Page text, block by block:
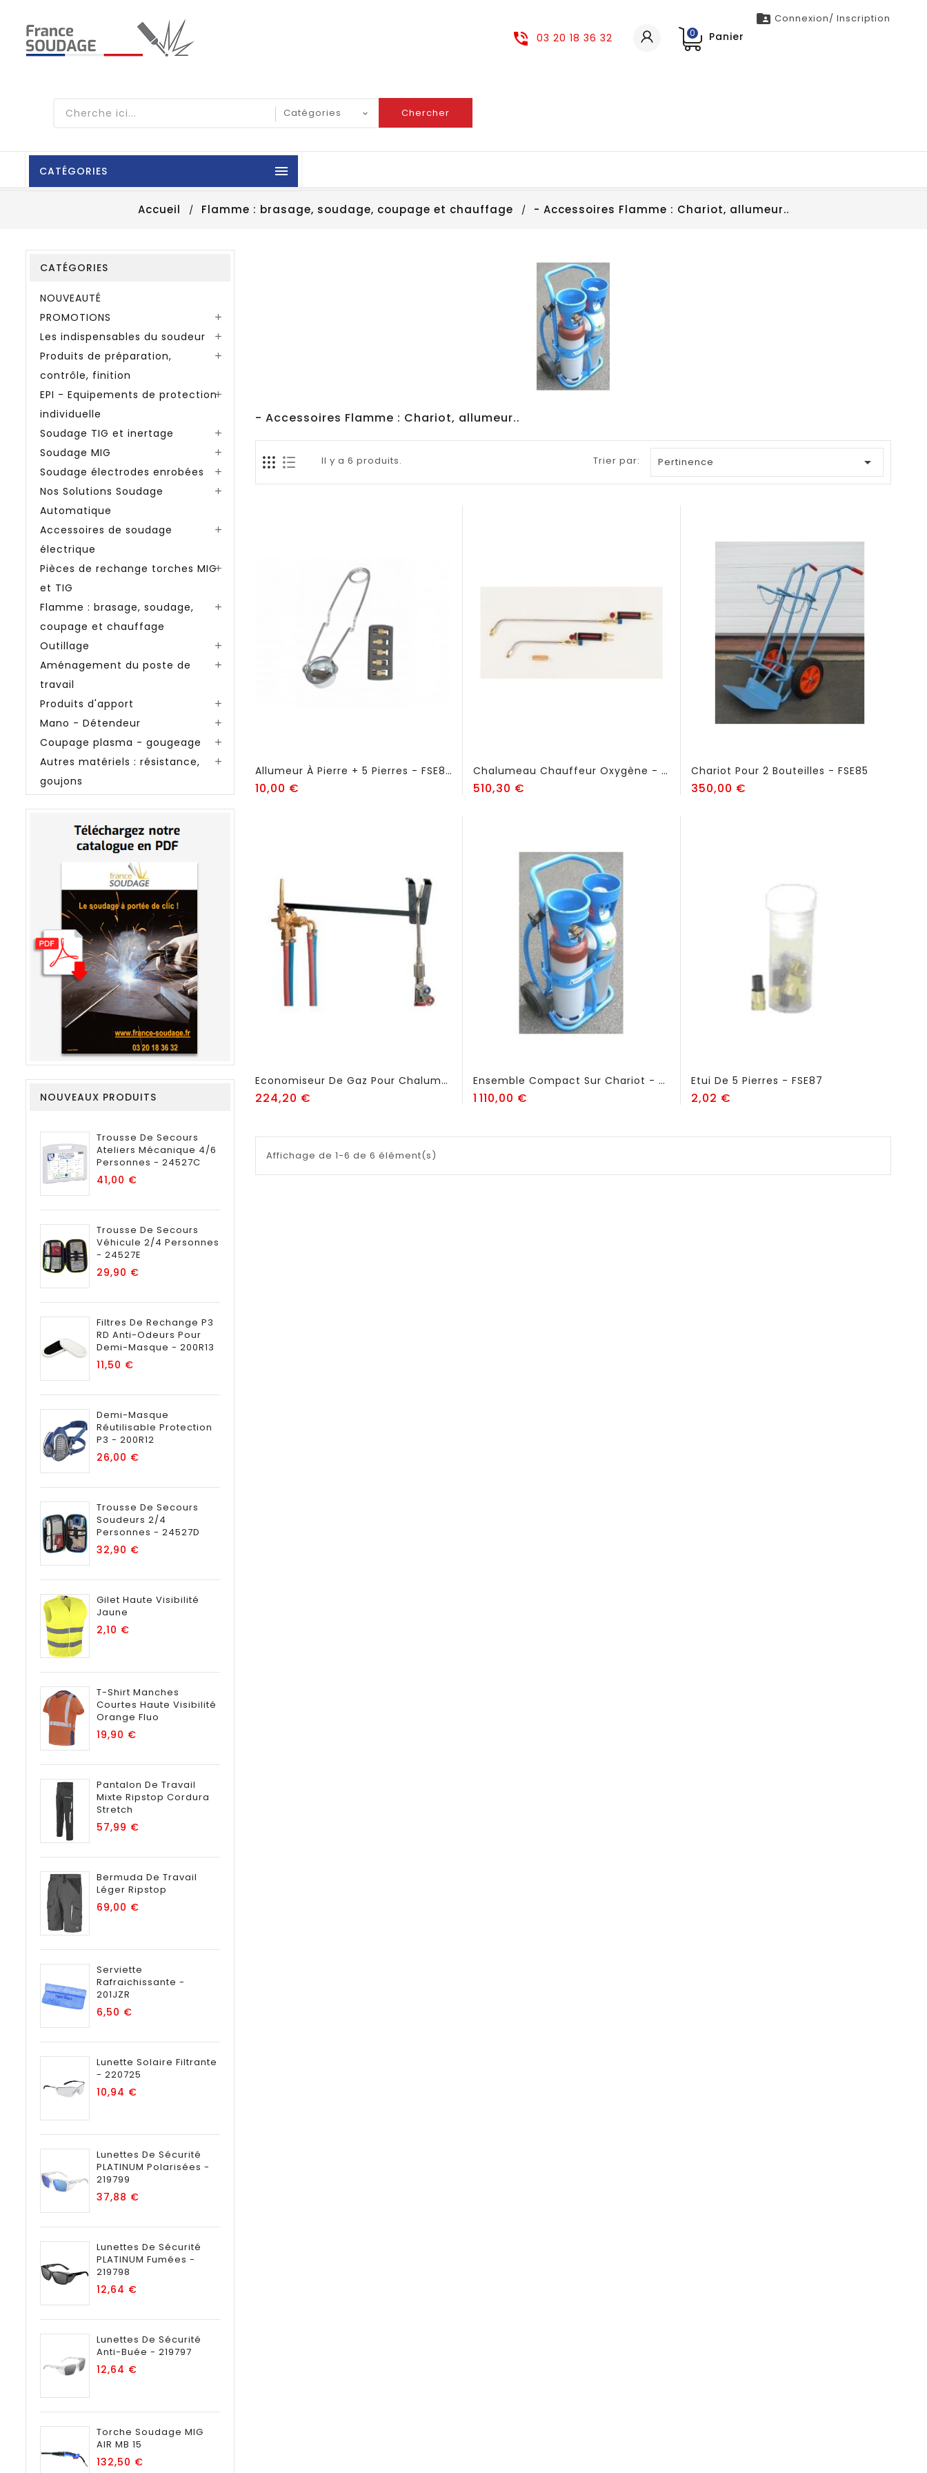
 Connexion/ Inscription
Panier
0
03 20 18 36 32
Chercher
CATÉGORIES 
Accueil Flamme : brasage, soudage, coupage et chauffage - Accessoires Flamme : Chariot, allumeur..
CATÉGORIES
NOUVEAUTÉ
PROMOTIONS

Les indispensables du soudeur 
Produits de préparation,
contrôle, finition

EPI - Equipements de protection
individuelle

Soudage TIG et inertage 
Soudage MIG 
Soudage électrodes enrobées 
Nos Solutions Soudage
Automatique

Accessoires de soudage
électrique

Pièces de rechange torches MIG
et TIG

Flamme : brasage, soudage,
coupage et chauffage

Outillage 
Aménagement du poste de
travail

Produits d'apport 
Mano - Détendeur 
Coupage plasma - gougeage 
Autres matériels : résistance,
goujons

NOUVEAUX PRODUITS
Trousse De Secours
Ateliers Mécanique 4/6
Personnes - 24527C
41,00 €
Trousse De Secours
Véhicule 2/4 Personnes
- 24527E
29,90 €
Filtres De Rechange P3
RD Anti-Odeurs Pour
Demi-Masque - 200R13
11,50 €
Demi-Masque
Réutilisable Protection
P3 - 200R12
26,00 €
Trousse De Secours
Soudeurs 2/4
Personnes - 24527D
32,90 €
Gilet Haute Visibilité
Jaune
2,10 €
T-Shirt Manches
Courtes Haute Visibilité
Orange Fluo
19,90 €
Pantalon De Travail
Mixte Ripstop Cordura
Stretch
57,99 €
Bermuda De Travail
Léger Ripstop
69,00 €
Serviette
Rafraichissante -
201JZR
6,50 €
Lunette Solaire Filtrante
- 220725
10,94 €
Lunettes De Sécurité
PLATINUM Polarisées -
219799
37,88 €
Lunettes De Sécurité
PLATINUM Fumées -
219798
12,64 €
Lunettes De Sécurité
Anti-Buée - 219797
12,64 €
Torche Soudage MIG
AIR MB 15
132,50 €
- Accessoires Flamme : Chariot, allumeur..
Il y a 6 produits. Trier par: Pertinence 
Allumeur À Pierre + 5 Pierres - FSE86
10,00 €
Chalumeau Chauffeur Oxygène - Propane - FSE41
510,30 €
Chariot Pour 2 Bouteilles - FSE85
350,00 €
Economiseur De Gaz Pour Chalumeau Soudeur - FSE811
224,20 €
Ensemble Compact Sur Chariot - FSE80
1 110,00 €
Etui De 5 Pierres - FSE87
2,02 €
Affichage de 1-6 de 6 élément(s)